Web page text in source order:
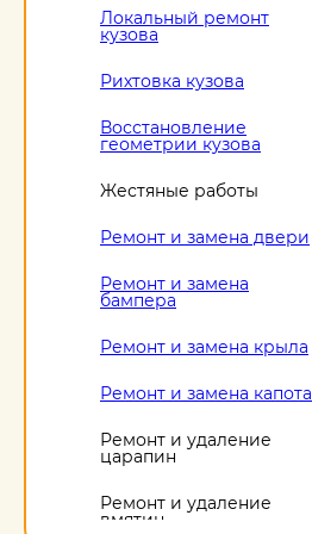
Локальный ремонт
кузова
Рихтовка кузова
Восстановление
геометрии кузова
Жестяные работы
Ремонт и замена двери
Ремонт и замена
бампера
Ремонт и замена крыла
Ремонт и замена капота
Ремонт и удаление
царапин
Ремонт и удаление
вмятин